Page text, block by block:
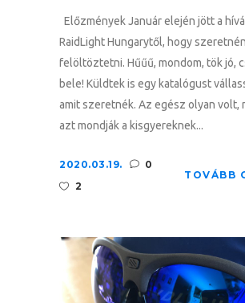
Előzmények Január elején jött a
RaidLight Hungarytől, hogy
felöltöztetni. Hűűű, mondom, tök jó,
bele! Küldtek is egy katalógust
amit szeretnék. Az egész olyan volt,
azt mondják a kisgyereknek...
2020.03.19.
0
2
TOVÁBB